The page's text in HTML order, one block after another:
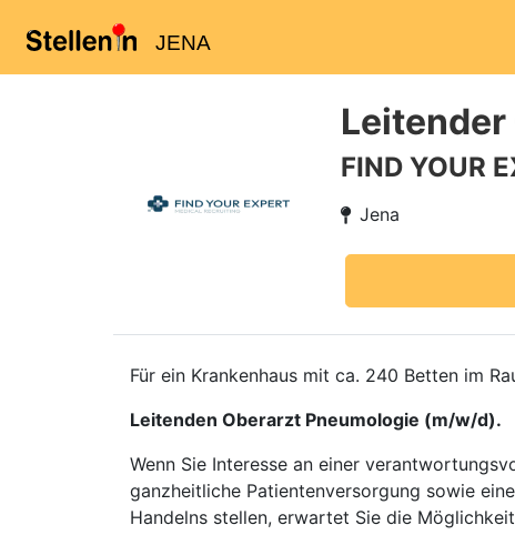
JENA
FIND YOUR
Jena
Für ein Krankenhaus mit ca. 240 Betten im
Leitenden Oberarzt Pneumologie (m/w/d).
Wenn Sie Interesse an einer
ganzheitliche Patientenversorgung sowie
Handelns stellen, erwartet Sie die